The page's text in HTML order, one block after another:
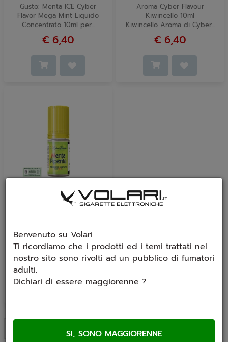
Gusto: Menta ICE Cyber
Flavor Mega Mint Liquido
Concentrato 10ml per...
€ 6,40
Aroma Cyber Flavour
Kiwincello 10ml
Kiwincello Aroma di Cyber...
€ 6,40
Aroma Cyber Flavour
Flavour - Menta Piperita
Gusto menta piperita...
€ 6,40
Benvenuto su Volari
Ti ricordiamo che i prodotti ed i temi trattati nel
nostro sito sono rivolti ad un pubblico di fumatori
adulti.
Dichiari di essere maggiorenne ?